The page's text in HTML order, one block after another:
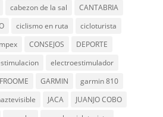
cabezon de la sal
CANTABRIA
ciclismo en ruta
cicloturista
CONSEJOS
DEPORTE
electroestimulador
FROOME GARMIN
garmin 810
JACA
JUANJO COBO